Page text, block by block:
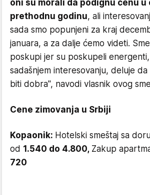
oni su morali da podignu cenu u
prethodnu godinu, ali
sada smo popunjeni za kraj
januara, a za dalje ćemo videti.
poskupi jer su poskupeli
sadašnjem interesovanju, deluje
biti dobra", navodi vlasnik ovog
Cene zimovanja u Srbiji
Kopaonik: Hotelski smeštaj sa
od 1.540 do 4.800, Zakup
720